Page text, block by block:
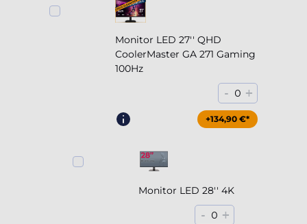
Monitor LED 27'' QHD
CoolerMaster GA 271 Gaming
100Hz
- 0 +
+204,90 €*
+134,90 €*
Monitor LED 28'' 4K
- 0 +